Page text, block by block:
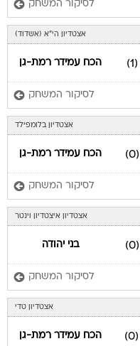
לסיקור המשחק
אצטדיון הי"א (אשדוד)
(1) הכח עמידר רמת-גן
לסיקור המשחק
אצטדיון בלומפילד
(0) הכח עמידר רמת-גן
לסיקור המשחק
אצטדיון איצטדיון וינטר
(0) בני יהודה
לסיקור המשחק
אצטדיון טדי
(0) הכח עמידר רמת-גן